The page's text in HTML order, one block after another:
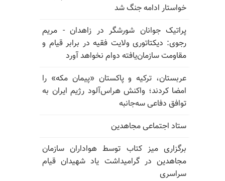
خواستار ادامه جنگ شد
پراتیک جوانان شورشگر در زاهدان - مریم
رجوی: دیکتاتوری ولایت فقیه در برابر قیام و
مقاومت سازمان‌یافته دوام نخواهد آورد
عربستان، ترکیه و پاکستان «پیمان مکه» را
امضا کردند؛ واکنش هراس‌آلود رژیم ایران به
توافق دفاعی سه‌جانبه
ستاد اجتماعی مجاهدین
برگزاری میز کتاب توسط هواداران سازمان
مجاهدین در گرامیداشت یاد شهیدان قیام
سراسری